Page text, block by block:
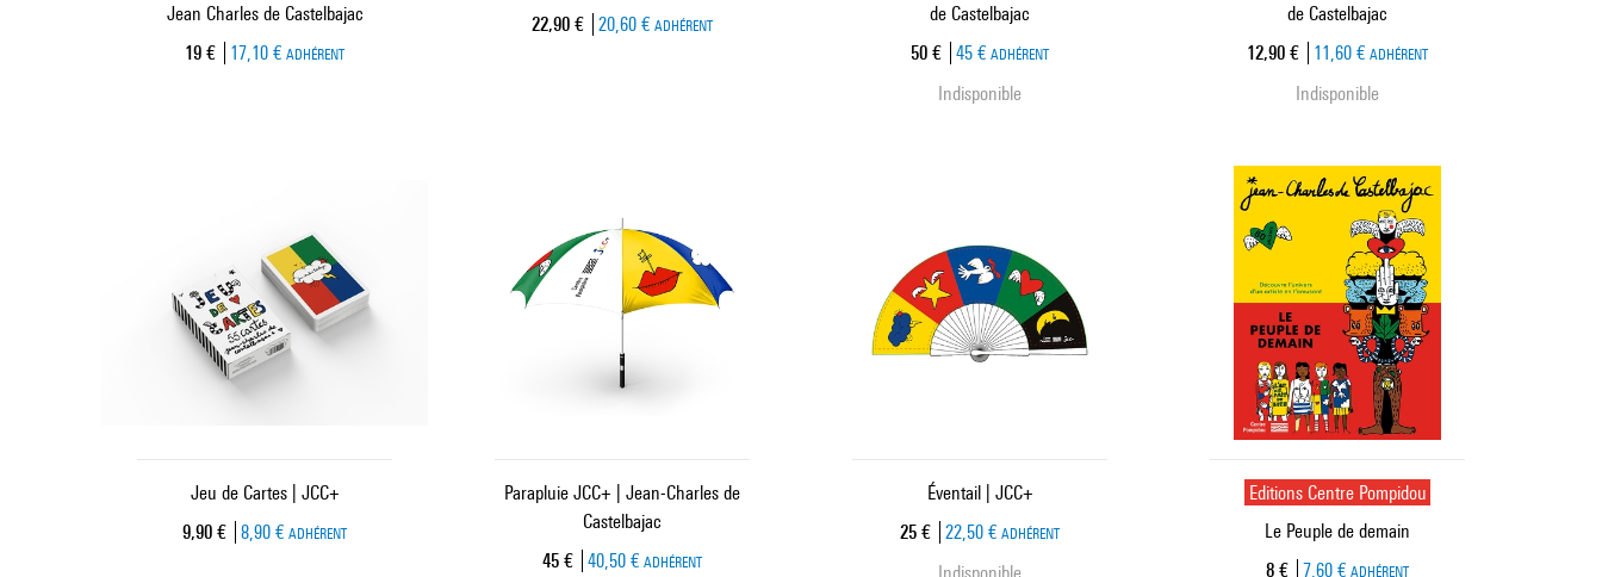
Jean Charles de Castelbajac
Prix ​​actuel
19 € 17,10 € ADHÉRENT
Prix ​​actuel
22,90 € 20,60 € ADHÉRENT
de Castelbajac
Prix ​​actuel
50 € 45 € ADHÉRENT
Indisponible
de Castelbajac
Prix ​​actuel
12,90 € 11,60 € ADHÉRENT
Indisponible
Jeu de Cartes | JCC+
Prix ​​actuel
9,90 € 8,90 € ADHÉRENT
Parapluie JCC+ | Jean-Charles de
Castelbajac
Prix ​​actuel
45 € 40,50 € ADHÉRENT
Éventail | JCC+
Prix ​​actuel
25 € 22,50 € ADHÉRENT
Editions Centre Pompidou
Le Peuple de demain
Prix ​​actuel
8 € 7,60 € ADHÉRENT